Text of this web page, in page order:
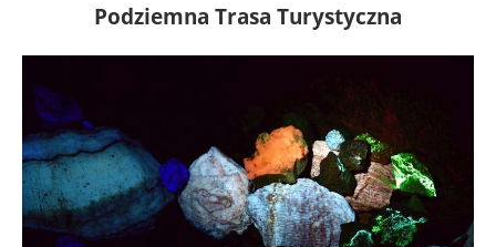
Podziemna Trasa Turystyczna